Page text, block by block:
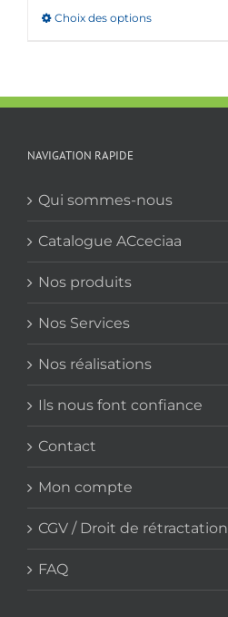
Choix des optionsCe
variations.
être
choisies
sur
la
du
NAVIGATION RAPIDE
Qui sommes-nous
Catalogue ACceciaa
Nos produits
Nos Services
Nos réalisations
Ils nous font confiance
Contact
Mon compte
CGV / Droit de rétractation
FAQ